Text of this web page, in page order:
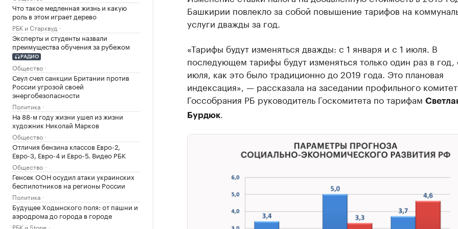
Что такое медленная жизнь и какую
роль в этом играет дерево
РБК и Старквуд
Эксперты и студенты назвали
преимущества обучения за рубежом
РАДИО
Общество
Сеул счел санкции Британии против
России угрозой своей
энергобезопасности
Политика
На 88-м году жизни ушел из жизни
художник Николай Марков
Общество
Отличия бензина классов Евро-2,
Евро-3, Евро-4 и Евро-5. Видео РБК
Общество
Генсек ООН осудил атаки украинских
беспилотников на регионы России
Политика
Будущее Ходынского поля: от пашни и
аэродрома до города в городе
РБК и Stone
Башкирии повлекло за собой повышение тарифов на
услуги дважды за год.
«Тарифы будут изменяться дважды: с 1 января и с 1 июля. В
последующем тарифы будут изменяться только один раз в год,
июля, как это было традиционно до 2019 года. Это плановая
индексация», — рассказала на заседании профильного
Госсобрания РБ руководитель Госкомитета по тарифам
Бурдюк.